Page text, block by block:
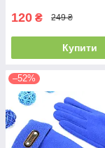
120 ₴ 249 ₴
Купити
–52%